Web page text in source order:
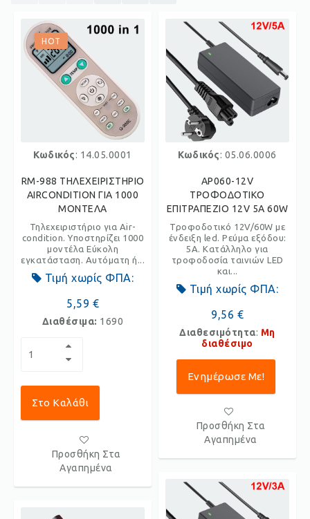
HOT
Κωδικός: 14.05.0001
RM-988 ΤΗΛΕΧΕΙΡΙΣΤΗΡΙΟ
AIRCONDITION ΓΙΑ 1000
ΜΟΝΤΕΛΑ
Τηλεχειριστήριο για Air-
condition. Υποστηρίζει 1000
μοντέλα Εύκολη
εγκατάσταση. Αυτόματη ή...
Τιμή χωρίς ΦΠΑ:
5,59 €
Διαθέσιμα: 1690
Στο Καλάθι
Προσθήκη Στα
Αγαπημένα
Κωδικός: 05.06.0006
AP060-12V
ΤΡΟΦΟΔΟΤΙΚΟ
ΕΠΙΤΡΑΠΕΖΙΟ 12V 5A 60W
Τροφοδοτικό 12V/60W με
ένδειξη led. Ρεύμα εξόδου:
5A. Κατάλληλο για
τροφοδοσία ταινιών LED
και...
Τιμή χωρίς ΦΠΑ:
9,56 €
Διαθεσιμότητα: Μη
διαθέσιμο
Ενημέρωσε Με!
Προσθήκη Στα
Αγαπημένα